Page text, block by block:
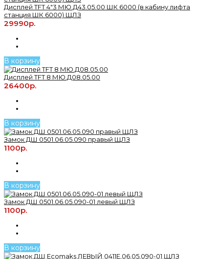
Дисплей TFT 4"3 МЮ.Д43.05.00 ШК 6000 (в кабину лифта
станция ШК 6000) ЩЛЗ
29990р.
В корзину
Дисплей TFT 8 МЮ.Д08.05.00
26400р.
В корзину
Замок ДШ 0501.06.05.090 правый ЩЛЗ
1100р.
В корзину
Замок ДШ 0501.06.05.090-01 левый ЩЛЗ
1100р.
В корзину